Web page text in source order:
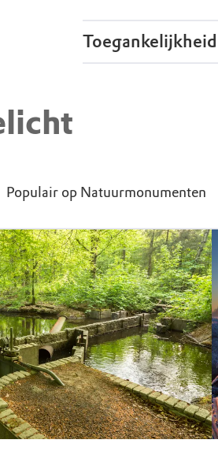
Toegankelijkheid
Populair op Natuurmonumenten